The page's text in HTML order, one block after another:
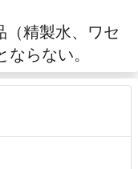
（精製水、ワセ
らない。